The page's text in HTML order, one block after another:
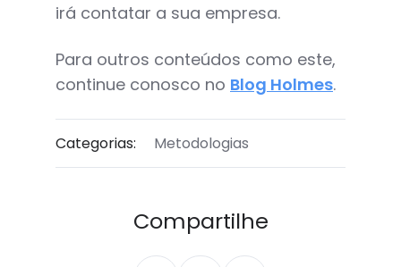
irá contatar a sua empresa.
Para outros conteúdos como este,
continue conosco no Blog Holmes.
Categorias: Metodologias
Compartilhe